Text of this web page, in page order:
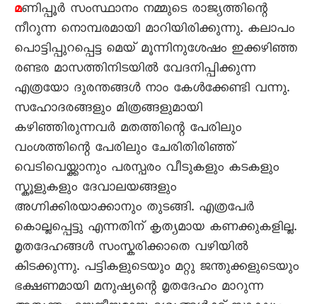
മണിപ്പൂർ സംസ്ഥാനം നമ്മുടെ രാജ്യത്തിന്റെ
നീറുന്ന നൊമ്പരമായി മാറിയിരിക്കുന്നു. കലാപം
പൊട്ടിപ്പുറപ്പെട്ട മെയ് മൂന്നിനുശേഷം ഇക്കഴിഞ്ഞ
രണ്ടര മാസത്തിനിടയിൽ വേദനിപ്പിക്കുന്ന
എത്രയോ ദുരന്തങ്ങൾ നാം കേൾക്കേണ്ടി വന്നു.
സഹോദരങ്ങളും മിത്രങ്ങളുമായി
കഴിഞ്ഞിരുന്നവർ മതത്തിന്റെ പേരിലും
വംശത്തിന്റെ പേരിലും ചേരിതിരിഞ്ഞ്
വെടിവെയ്ക്കാനും പരസ്പരം വീടുകളും കടകളും
സ്കൂളുകളും ദേവാലയങ്ങളും
അഗ്നിക്കിരയാക്കാനും തുടങ്ങി. എത്രപേർ
കൊല്ലപ്പെട്ടു എന്നതിന് കൃത്യമായ കണക്കുകളില്ല.
മൃതദേഹങ്ങൾ സംസ്കരിക്കാതെ വഴിയിൽ
കിടക്കുന്നു. പട്ടികളുടെയും മറ്റു ജന്തുക്കളുടെയും
ഭക്ഷണമായി മനുഷ്യന്റെ മൃതദേഹം മാറുന്ന